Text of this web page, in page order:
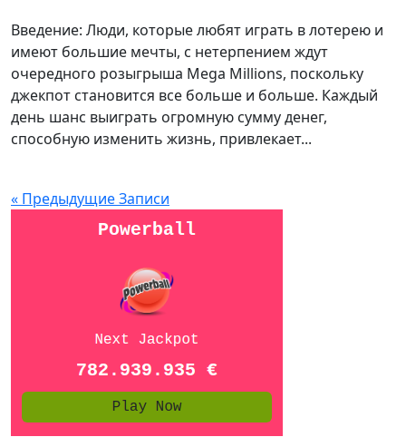
Введение: Люди, которые любят играть в лотерею и
имеют большие мечты, с нетерпением ждут
очередного розыгрыша Mega Millions, поскольку
джекпот становится все больше и больше. Каждый
день шанс выиграть огромную сумму денег,
способную изменить жизнь, привлекает...
« Предыдущие Записи